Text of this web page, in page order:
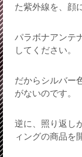
た紫外線を、顔
パラボナアンテ
してください。
だからシルバー
がないのです。
逆に、照り返し
ィングの商品を